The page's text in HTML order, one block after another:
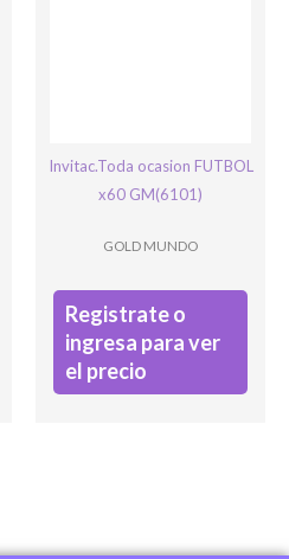
Invitac.Toda ocasion FUTBOL
x60 GM(6101)
GOLD MUNDO
Registrate o
ingresa para ver
el precio